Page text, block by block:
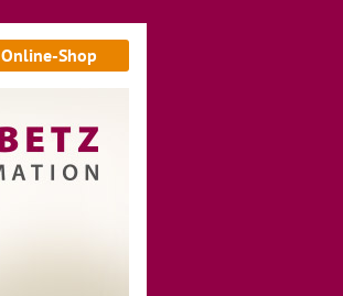
Online-Shop